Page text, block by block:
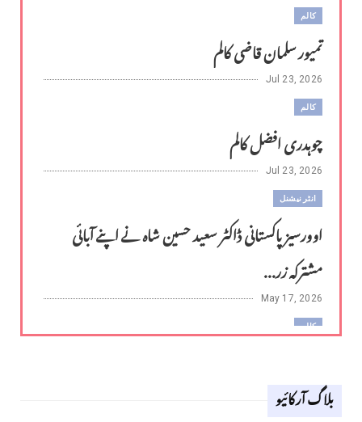
کالم
تمیور سلمان قاضی کالم
Jul 23, 2026
کالم
چوہدری افضل کالم
Jul 23, 2026
انٹر نیشنل
اوورسیز پاکستانی ڈاکٹر سعید حسین شاہ نے اپنے آبائی
مشترکہ زر...
May 17, 2026
کالم
Apr 18, 2026
بلاگ آرکائیو